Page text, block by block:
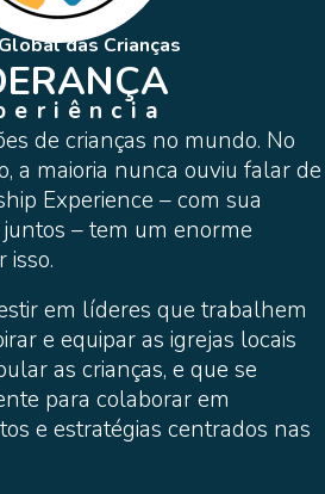
das Crianças
de crianças no mundo. No
a maioria nunca ouviu falar de
Experience – com sua
– tem um enorme
isso.
em líderes que trabalhem
e equipar as igrejas locais
as crianças, e que se
para colaborar em
e estratégias centrados nas